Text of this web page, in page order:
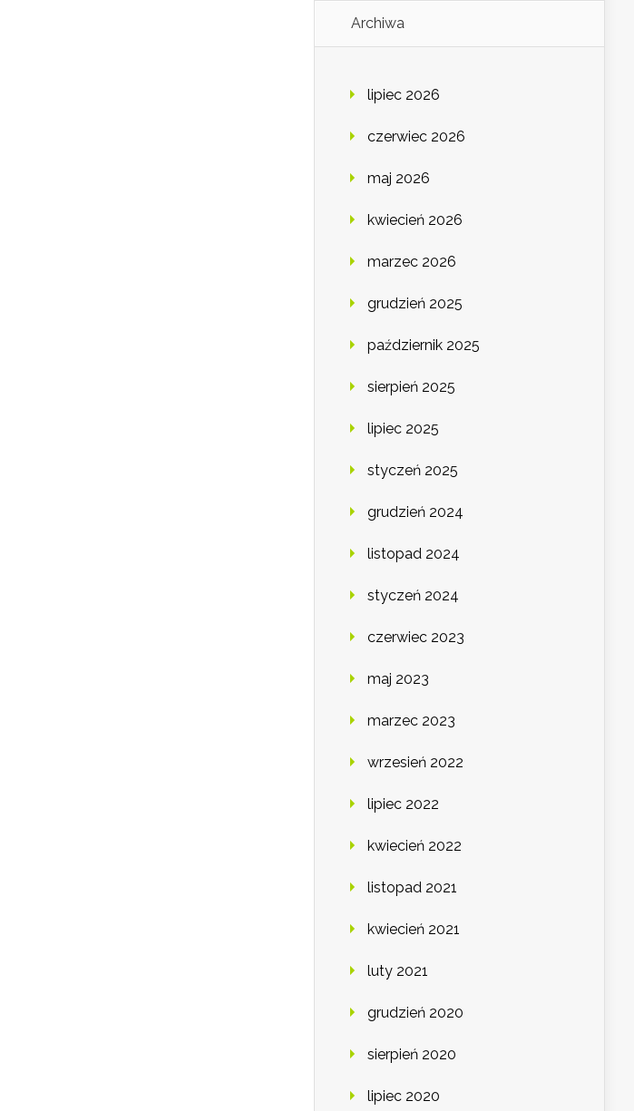
Archiwa
lipiec 2026
czerwiec 2026
maj 2026
kwiecień 2026
marzec 2026
grudzień 2025
październik 2025
sierpień 2025
lipiec 2025
styczeń 2025
grudzień 2024
listopad 2024
styczeń 2024
czerwiec 2023
maj 2023
marzec 2023
wrzesień 2022
lipiec 2022
kwiecień 2022
listopad 2021
kwiecień 2021
luty 2021
grudzień 2020
sierpień 2020
lipiec 2020